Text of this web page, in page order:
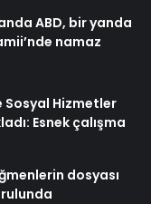
ABD, bir yanda
namaz
Sosyal Hizmetler
Esnek çalışma
dosyası